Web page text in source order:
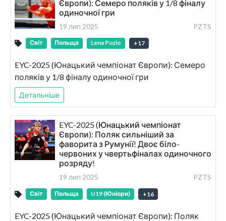
Європи): Семеро поляків у 1/8 фіналу
одиночної гри
19 лип 2025 PZTS
Світ Польща Lena Puzio +17
EYC-2025 (Юнацький чемпіонат Європи): Семеро
поляків у 1/8 фіналу одиночної гри
Детальніше
EYC-2025 (Юнацький чемпіонат
Європи): Поляк сильніший за
фаворита з Румунії! Двоє біло-
червоних у чвертьфіналах одиночного
розряду!
19 лип 2025 PZTS
Світ Польща U19 (Юніори) +16
EYC-2025 (Юнацький чемпіонат Європи): Поляк